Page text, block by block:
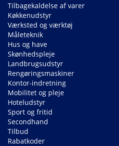
Tilbagekaldelse af varer
Køkkenudstyr
Værksted og værktøj
Måleteknik
Hus og have
Skønhedspleje
Landbrugsudstyr
Rengøringsmaskiner
Kontor-indretning
Mobilitet og pleje
Hoteludstyr
Sport og fritid
Secondhand
Tilbud
Rabatkoder